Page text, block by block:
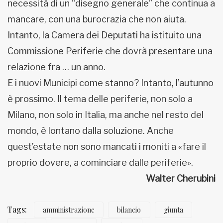
necessità di un “disegno generale” che continua a
mancare, con una burocrazia che non aiuta.
Intanto, la Camera dei Deputati ha istituito una
Commissione Periferie che dovrà presentare una
relazione fra … un anno.
E i nuovi Municipi come stanno? Intanto, l’autunno
è prossimo. Il tema delle periferie, non solo a
Milano, non solo in Italia, ma anche nel resto del
mondo, è lontano dalla soluzione. Anche
quest’estate non sono mancati i moniti a «fare il
proprio dovere, a cominciare dalle periferie».
Walter Cherubini
Tags: amministrazione bilancio
giunta